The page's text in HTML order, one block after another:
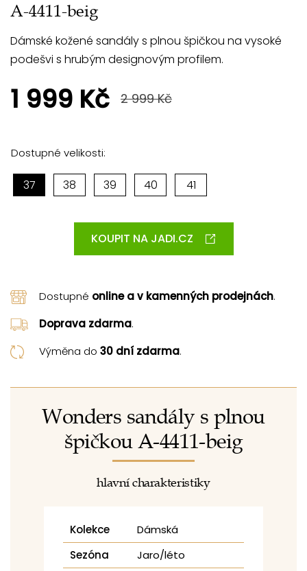
A-4411-beig
Dámské kožené sandály s plnou špičkou na vysoké
podešvi s hrubým designovým profilem.
1 999 Kč 2 999 Kč
Dostupné velikosti:
37 38 39 40 41
KOUPIT NA JADI.CZ
Dostupné online a v kamenných prodejnách.
Doprava zdarma.
Výměna do 30 dní zdarma.
Wonders sandály s plnou
špičkou A-4411-beig
hlavní charakteristiky
Kolekce
Dámská
Sezóna
Jaro/léto